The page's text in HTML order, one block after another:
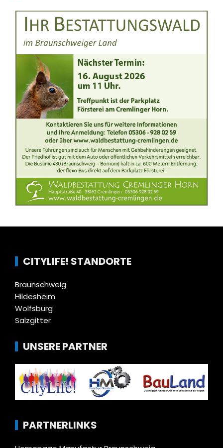
CITYLIFE! STANDORTE
Braunschweig
Hildesheim
Wolfsburg
Salzgitter
UNSERE PARTNER
PARTNERLINKS